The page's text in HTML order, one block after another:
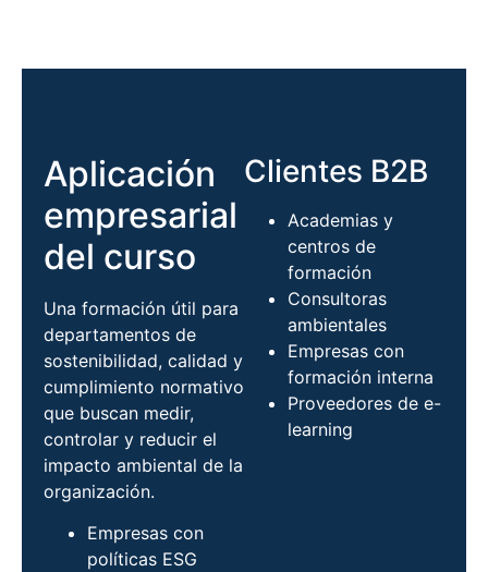
Aplicación
empresarial
del curso
Una formación útil para
departamentos de
sostenibilidad, calidad y
cumplimiento normativo
que buscan medir,
controlar y reducir el
impacto ambiental de la
organización.
Empresas con
políticas ESG
Clientes B2B
Academias y
centros de
formación
Consultoras
ambientales
Empresas con
formación interna
Proveedores de e-
learning